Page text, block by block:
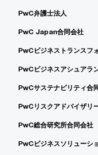
PwC弁護士法人
PwC Japan合同会社
PwCビジネストランスフ
PwCビジネスアシュアラ
PwCサステナビリティ合
PwCリスクアドバイザリ
PwC総合研究所合同会社
PwCビジネスソリューシ